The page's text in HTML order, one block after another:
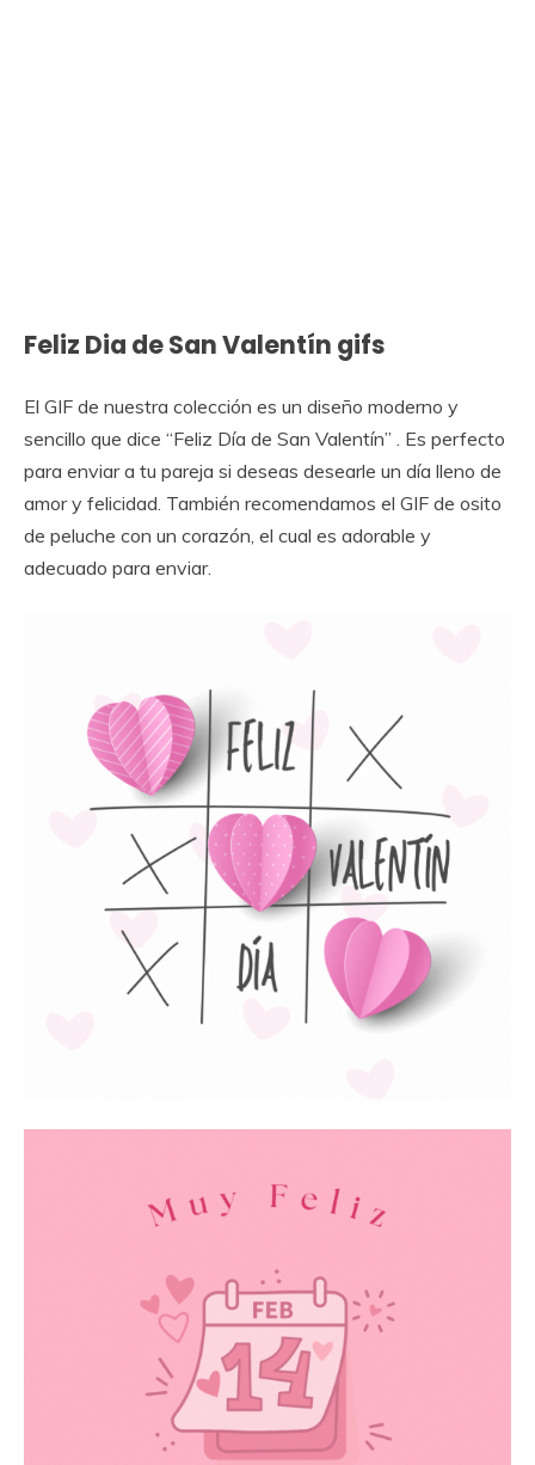
Feliz Dia de San Valentín gifs
El GIF de nuestra colección es un diseño moderno y
sencillo que dice “Feliz Día de San Valentín” . Es perfecto
para enviar a tu pareja si deseas desearle un día lleno de
amor y felicidad. También recomendamos el GIF de osito
de peluche con un corazón, el cual es adorable y
adecuado para enviar.